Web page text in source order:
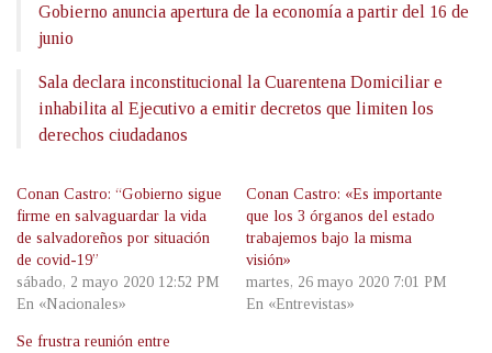
Gobierno anuncia apertura de la economía a partir del 16 de
junio
Sala declara inconstitucional la Cuarentena Domiciliar e
inhabilita al Ejecutivo a emitir decretos que limiten los
derechos ciudadanos
Conan Castro: “Gobierno sigue
firme en salvaguardar la vida
de salvadoreños por situación
de covid-19”
sábado, 2 mayo 2020 12:52 PM
En «Nacionales»
Conan Castro: «Es importante
que los 3 órganos del estado
trabajemos bajo la misma
visión»
martes, 26 mayo 2020 7:01 PM
En «Entrevistas»
Se frustra reunión entre